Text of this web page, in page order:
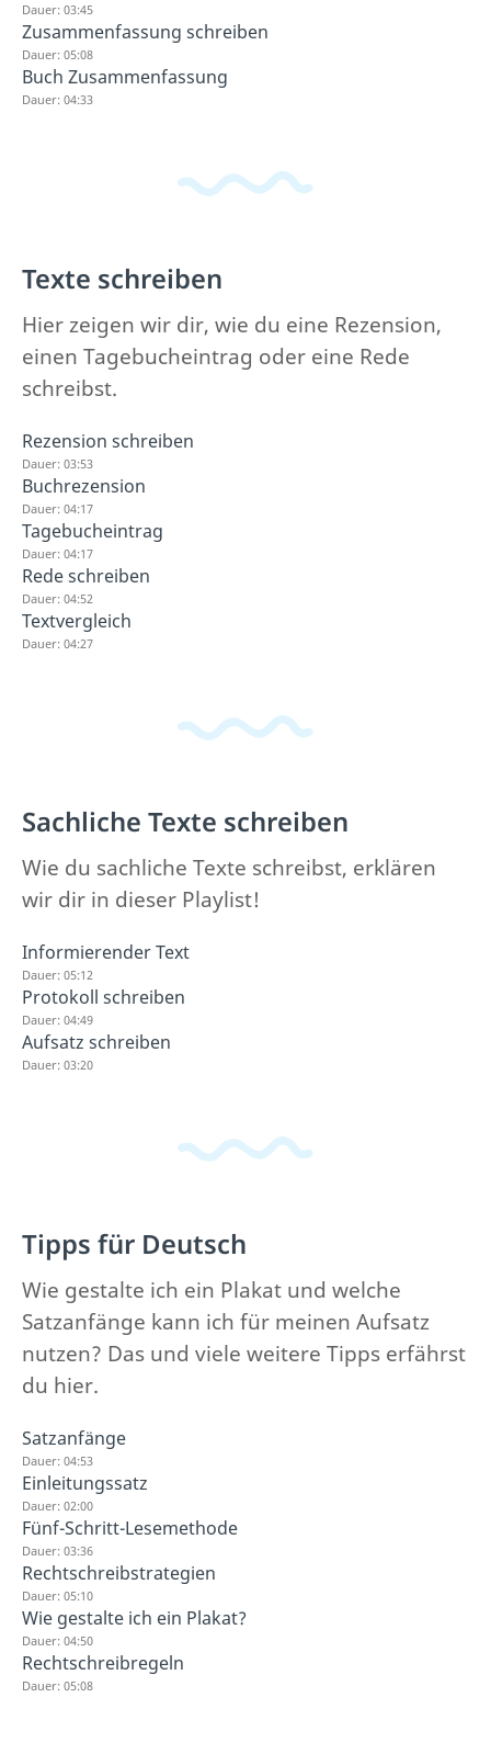
Dauer: 03:45
Zusammenfassung schreiben
Dauer: 05:08
Buch Zusammenfassung
Dauer: 04:33
Texte schreiben
Hier zeigen wir dir, wie du eine Rezension,
einen Tagebucheintrag oder eine Rede
schreibst.
Rezension schreiben
Dauer: 03:53
Buchrezension
Dauer: 04:17
Tagebucheintrag
Dauer: 04:17
Rede schreiben
Dauer: 04:52
Textvergleich
Dauer: 04:27
Sachliche Texte schreiben
Wie du sachliche Texte schreibst, erklären
wir dir in dieser Playlist!
Informierender Text
Dauer: 05:12
Protokoll schreiben
Dauer: 04:49
Aufsatz schreiben
Dauer: 03:20
Tipps für Deutsch
Wie gestalte ich ein Plakat und welche
Satzanfänge kann ich für meinen Aufsatz
nutzen? Das und viele weitere Tipps erfährst
du hier.
Satzanfänge
Dauer: 04:53
Einleitungssatz
Dauer: 02:00
Fünf-Schritt-Lesemethode
Dauer: 03:36
Rechtschreibstrategien
Dauer: 05:10
Wie gestalte ich ein Plakat?
Dauer: 04:50
Rechtschreibregeln
Dauer: 05:08